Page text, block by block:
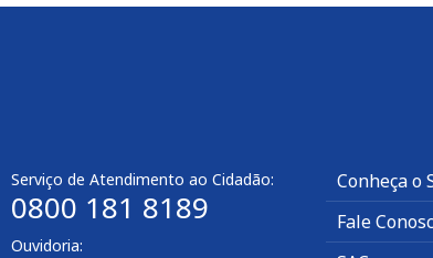
Serviço de Atendimento ao Cidadão:
0800 181 8189
Ouvidoria:
Conheça o
Fale